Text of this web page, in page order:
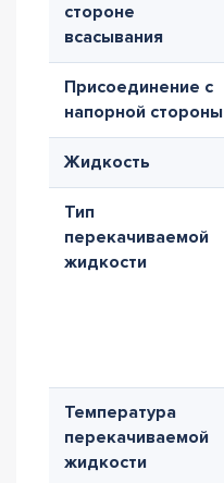
стороне
всасывания
Присоединение с
напорной стороны
Жидкость
Тип
перекачиваемой
жидкости
Температура
перекачиваемой
жидкости